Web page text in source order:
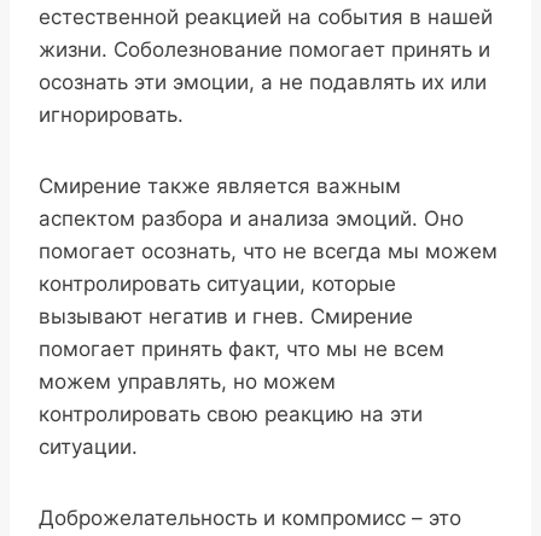
естественной реакцией на события в нашей
жизни. Соболезнование помогает принять и
осознать эти эмоции, а не подавлять их или
игнорировать.
Смирение также является важным
аспектом разбора и анализа эмоций. Оно
помогает осознать, что не всегда мы можем
контролировать ситуации, которые
вызывают негатив и гнев. Смирение
помогает принять факт, что мы не всем
можем управлять, но можем
контролировать свою реакцию на эти
ситуации.
Доброжелательность и компромисс – это